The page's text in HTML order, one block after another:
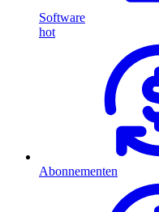
Software
hot
Abonnementen